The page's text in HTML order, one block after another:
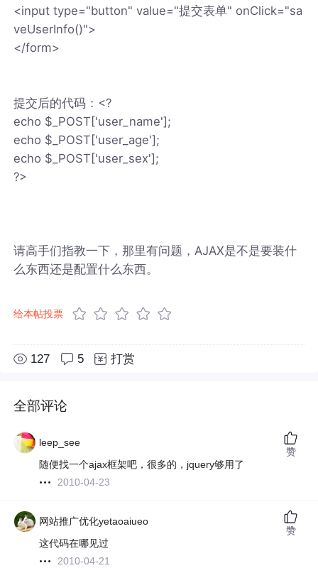
<input type="button" value="提交表单" onClick="sa
veUserInfo()">
</form>
提交后的代码：<?
echo $_POST['user_name'];
echo $_POST['user_age'];
echo $_POST['user_sex'];
?>
请高手们指教一下，那里有问题，AJAX是不是要装什
么东西还是配置什么东西。
给本帖投票
127 5 打赏
全部评论
leep_see
随便找一个ajax框架吧，很多的，jquery够用了
2010-04-23
赞
网站推广优化yetaoaiueo
这代码在哪见过
2010-04-21
赞